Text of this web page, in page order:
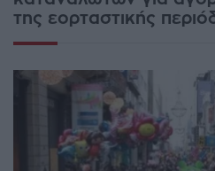
της εορταστικής